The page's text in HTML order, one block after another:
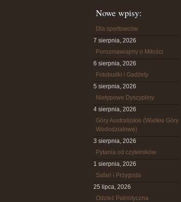
Nowe wpisy:
Dla sportowców
7 sierpnia, 2026
Porozmawiajmy o Miłości
6 sierpnia, 2026
Fotobudki i Gadżety
5 sierpnia, 2026
Nietypowe Dyscypliny
4 sierpnia, 2026
Góry Australijskie (Wielkie Góry
Wododziałowe)
3 sierpnia, 2026
Pytania od czytelników
1 sierpnia, 2026
Safari i Przygoda
25 lipca, 2026
Odzież Patriotyczna